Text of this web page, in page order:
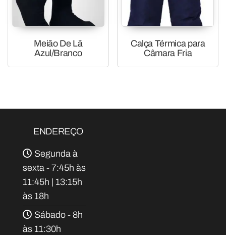
Meião De Lã
Azul/Branco
Calça Térmica para
Câmara Fria
ENDEREÇO
Segunda à
sexta - 7:45h às
11:45h | 13:15h
às 18h
Sábado - 8h
às 11:30h